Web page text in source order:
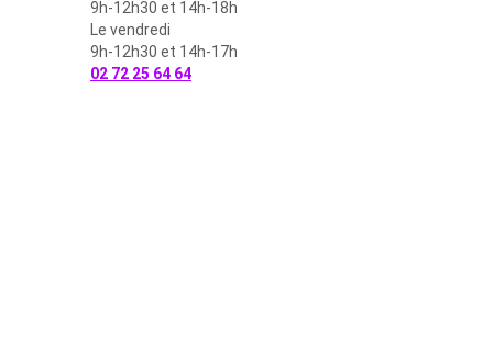
9h-12h30 et 14h-18h
Le vendredi
9h-12h30 et 14h-17h
02 72 25 64 64